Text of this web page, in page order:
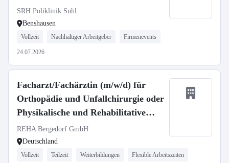
SRH Poliklinik Suhl
Benshausen
Vollzeit Nachhaltiger Arbeitgeber Firmenevents
24.07.2026
Facharzt/Fachärztin (m/w/d) für
Orthopädie und Unfallchirurgie oder
Physikalische und Rehabilitative
Medizin
REHA Bergedorf GmbH
Deutschland
Vollzeit Teilzeit Weiterbildungen Flexible Arbeitszeiten